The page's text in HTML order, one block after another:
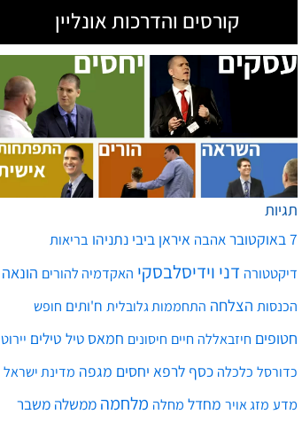
קורסים והדרכות אונליין
תגיות
7 באוקטובר
אהבה איראן ביבי נתניהו בריאות
דיקטטורה דני וידיסלבסקי האקדמיה להורים הונאה
הכנסות הצלחה התחממות גלובלית ח'ותים חופש
חטופים חיזבאללה חיים חיסונים חמאס טיל טילים יירוט
כדורסל כלכלה כסף לרפא יחסים מגפה מדינת ישראל
מדע מזג אויר מחדל מחלה מלחמה ממשלה משבר